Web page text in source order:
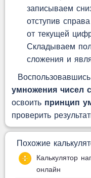
записываем
отступив
от текущей
Складываем
сложения и
умножения чисел
освоить принцип
проверить
Похожие
Калькулятор
онлайн